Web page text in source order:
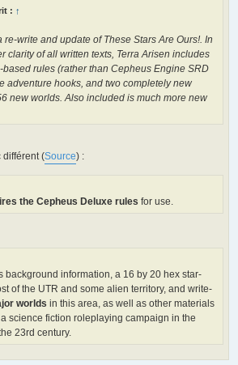
: ↑
re-write and update of These Stars Are Ours!. In
clarity of all written texts, Terra Arisen includes
rules (rather than Cepheus Engine SRD
adventure hooks, and two completely new
new worlds. Also included is much more new
différent (Source) :
the Cepheus Deluxe rules for use.
background information, a 16 by 20 hex star-
of the UTR and some alien territory, and write-
worlds in this area, as well as other materials
science fiction roleplaying campaign in the
23rd century.